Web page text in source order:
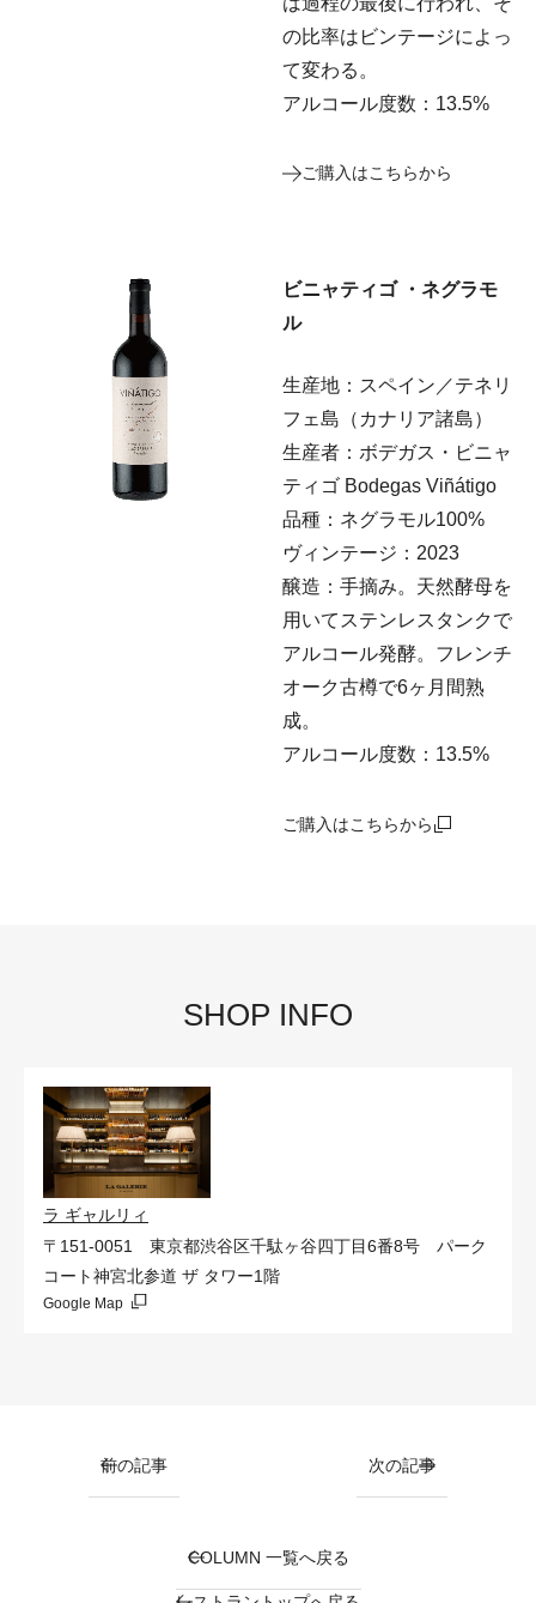
の比率はビンテージによっ
て変わる。
アルコール度数：13.5%
ご購入はこちらから
ビニャティゴ ・ネグラモ
ル
生産地：スペイン／テネリ
フェ島（カナリア諸島）
生産者：ボデガス・ビニャ
ティゴ Bodegas Viñátigo
品種：ネグラモル100%
ヴィンテージ：2023
醸造：手摘み。天然酵母を
用いてステンレスタンクで
アルコール発酵。フレンチ
オーク古樽で6ヶ月間熟
成。
アルコール度数：13.5%
ご購入はこちらから
SHOP INFO
ラ ギャルリィ
〒151-0051 東京都渋谷区千駄ヶ谷四丁目6番8号 パーク
コート神宮北参道 ザ タワー1階
Google Map
前の記事 次の記事
COLUMN 一覧へ戻る